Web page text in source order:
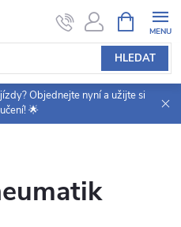
HLEDAT
NÁKUPNÍ
KOŠÍK
Objednejte nyní a užijte si
🌟